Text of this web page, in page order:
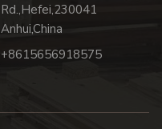
Rd.,Hefei,230041
Anhui,China
+8615656918575